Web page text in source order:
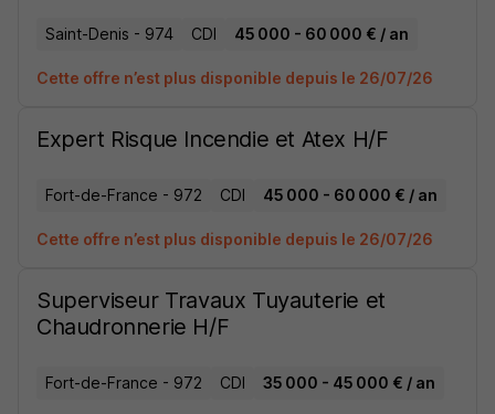
Saint-Denis - 974 CDI 45 000 - 60 000 € / an
Cette offre n’est plus disponible depuis le 26/07/26
Expert Risque Incendie et Atex H/F
Fort-de-France - 972 CDI 45 000 - 60 000 € / an
Cette offre n’est plus disponible depuis le 26/07/26
Superviseur Travaux Tuyauterie et
Chaudronnerie H/F
Fort-de-France - 972 CDI 35 000 - 45 000 € / an